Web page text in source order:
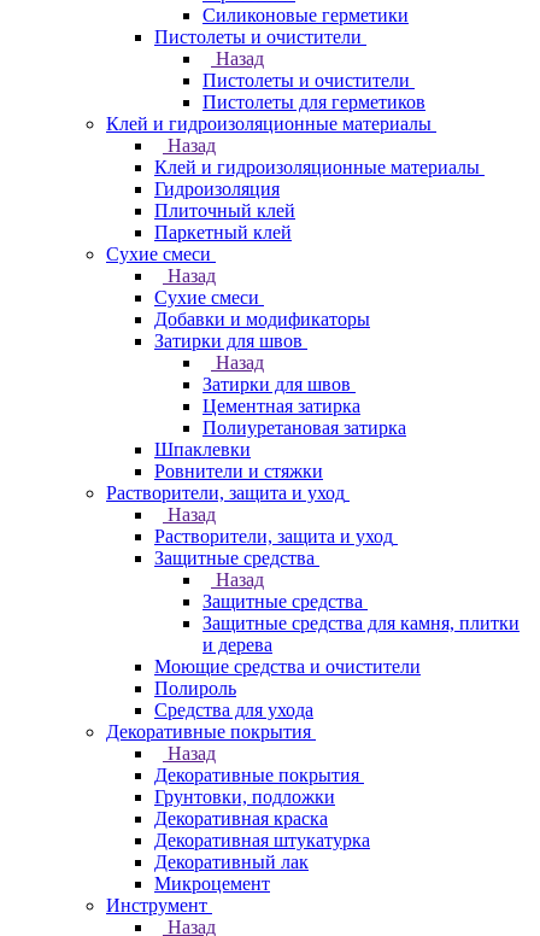
Силиконовые герметики
Пистолеты и очистители
Назад
Пистолеты и очистители
Пистолеты для герметиков
Клей и гидроизоляционные материалы
Назад
Клей и гидроизоляционные материалы
Гидроизоляция
Плиточный клей
Паркетный клей
Сухие смеси
Назад
Сухие смеси
Добавки и модификаторы
Затирки для швов
Назад
Затирки для швов
Цементная затирка
Полиуретановая затирка
Шпаклевки
Ровнители и стяжки
Растворители, защита и уход
Назад
Растворители, защита и уход
Защитные средства
Назад
Защитные средства
Защитные средства для камня, плитки
и дерева
Моющие средства и очистители
Полироль
Средства для ухода
Декоративные покрытия
Назад
Декоративные покрытия
Грунтовки, подложки
Декоративная краска
Декоративная штукатурка
Декоративный лак
Микроцемент
Инструмент
Назад